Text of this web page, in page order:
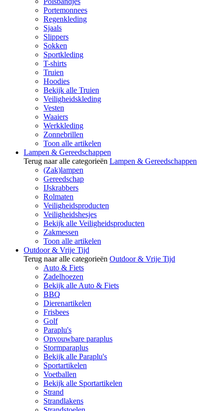
Portemonnees
Regenkleding
Sjaals
Slippers
Sokken
Sportkleding
T-shirts
Truien
Hoodies
Bekijk alle Truien
Veiligheidskleding
Vesten
Waaiers
Werkkleding
Zonnebrillen
Toon alle artikelen
Lampen & Gereedschappen
Terug naar alle categorieën Lampen & Gereedschappen
(Zak)lampen
Gereedschap
IJskrabbers
Rolmaten
Veiligheidsproducten
Veiligheidshesjes
Bekijk alle Veiligheidsproducten
Zakmessen
Toon alle artikelen
Outdoor & Vrije Tijd
Terug naar alle categorieën Outdoor & Vrije Tijd
Auto & Fiets
Zadelhoezen
Bekijk alle Auto & Fiets
BBQ
Dierenartikelen
Frisbees
Golf
Paraplu's
Opvouwbare paraplus
Stormparaplus
Bekijk alle Paraplu's
Sportartikelen
Voetballen
Bekijk alle Sportartikelen
Strand
Strandlakens